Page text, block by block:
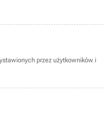
przez użytkowników i